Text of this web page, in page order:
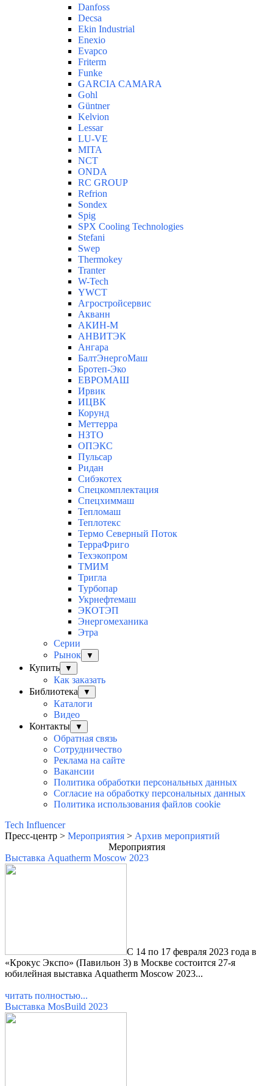
Danfoss
Decsa
Ekin Industrial
Enexio
Evapco
Friterm
Funke
GARCIA CAMARA
Gohl
Güntner
Kelvion
Lessar
LU-VE
MITA
NCT
ONDA
RC GROUP
Refrion
Sondex
Spig
SPX Cooling Technologies
Stefani
Swep
Thermokey
Tranter
W-Tech
YWCT
Агростройсервис
Акванн
АКИН-М
АНВИТЭК
Ангара
БалтЭнергоМаш
Бротеп-Эко
ЕВРОМАШ
Ирвик
ИЦВК
Корунд
Меттерра
НЗТО
ОПЭКС
Пульсар
Ридан
Сибэкотех
Спецкомплектация
Спецхиммаш
Тепломаш
Теплотекс
Термо Северный Поток
ТерраФриго
Техэкопром
ТМИМ
Тригла
Турбопар
Укрнефтемаш
ЭКОТЭП
Энергомеханика
Этра
Серии
Рынок
▼
Купить ▼
Как заказать
Библиотека
▼
Каталоги
Видео
Контакты
▼
Обратная связь
Сотрудничество
Реклама на сайте
Вакансии
Политика обработки персональных данных
Согласие на обработку персональных данных
Политика использования файлов cookie
Tech Influencer
Пресс-центр > Мероприятия > Архив мероприятий
Мероприятия
Выставка Aquatherm Moscow 2023
С 14 по 17 февраля 2023 года в
«Крокус Экспо» (Павильон 3) в Москве состоится 27-я
юбилейная выставка Aquatherm Moscow 2023...
читать полностью...
Выставка MosBuild 2023